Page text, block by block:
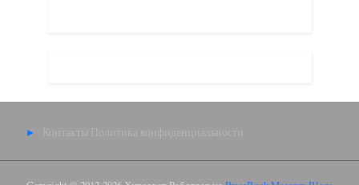
Контакты Политика конфиденциальности